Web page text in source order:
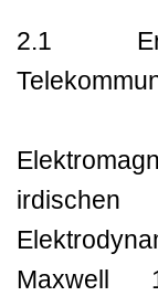
2.1 Erste
Maxwell